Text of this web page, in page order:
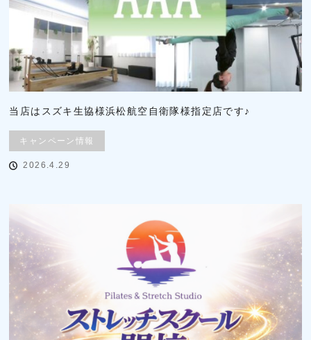
当店はスズキ生協様浜松航空自衛隊様指定店です♪
キャンペーン情報
2026.4.29